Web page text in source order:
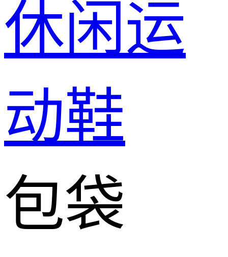
休闲运
动鞋
包袋